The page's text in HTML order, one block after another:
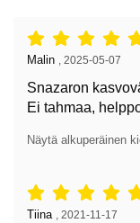
Arvostelu: 5 tähdet /
Arvostelun kirjoittaja:
Malin 2025-05-07
Snazaron
Ei tahmaa,
Näytä alkuperäinen
Arvostelu: 5 tähdet /
Arvostelun kirjoittaja:
Tiina 2021-11-17